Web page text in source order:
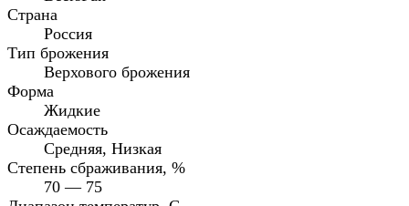
Страна
Россия
Тип брожения
Верхового брожения
Форма
Жидкие
Осаждаемость
Средняя, Низкая
Степень сбраживания, %
70 — 75